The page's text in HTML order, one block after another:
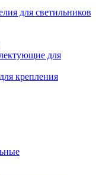
для светильников
для
крепления